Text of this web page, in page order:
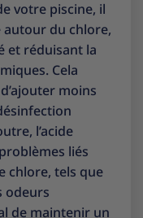
votre piscine, il
du chlore,
et réduisant la
Cela
moins
l’acide
liés
chlore, tels que
odeurs
de maintenir un